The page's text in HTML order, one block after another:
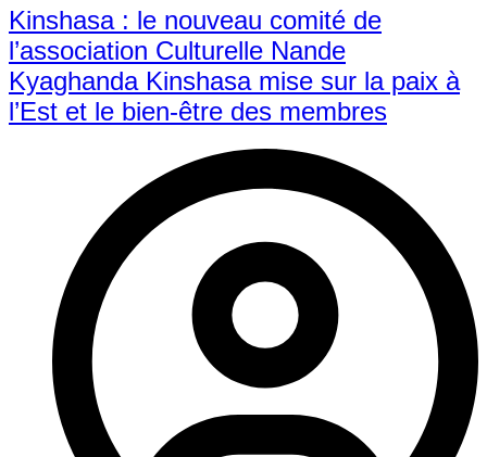
Kinshasa : le nouveau comité de
l’association Culturelle Nande
Kyaghanda Kinshasa mise sur la paix à
l’Est et le bien-être des membres